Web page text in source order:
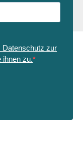
Datenschutz zur
ihnen zu.